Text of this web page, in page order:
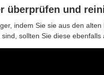
überprüfen und
indem Sie sie aus den
sollten Sie diese ebenfalls